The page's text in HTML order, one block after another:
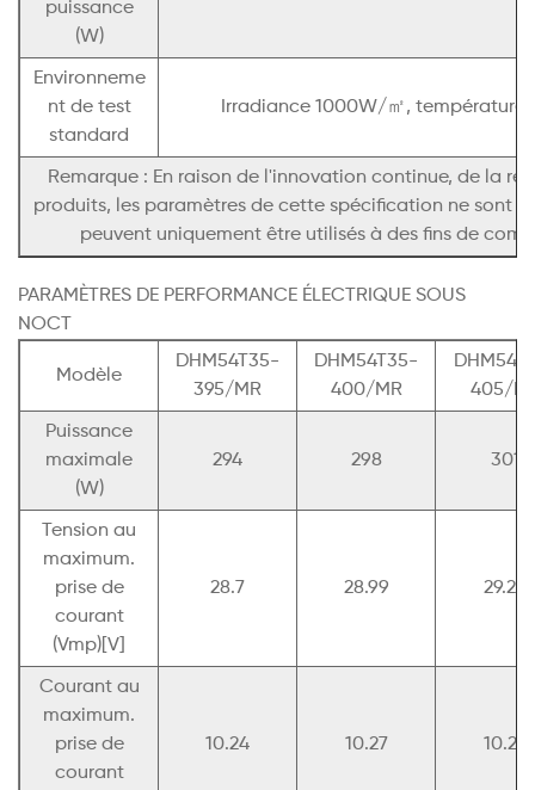
puissance
(W)
Environneme
nt de test
standard
Irradiance 1000W/㎡, température
Remarque : En raison de l'innovation continue, de la
produits, les paramètres de cette spécification ne sont
peuvent uniquement être utilisés à des fins de
PARAMÈTRES DE PERFORMANCE ÉLECTRIQUE SOUS
NOCT
Modèle
DHM54T35-
395/MR
DHM54T35-
400/MR
405/
Puissance
maximale
(W)
294 298 301
Tension au
maximum.
prise de
courant
(Vmp)[V]
28.7 28.99 29.29
Courant au
maximum.
prise de
courant
10.24 10.27 10.29